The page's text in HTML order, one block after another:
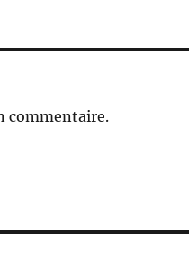
commentaire.